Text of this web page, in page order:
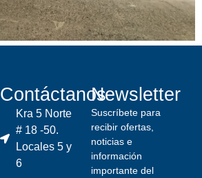
Contáctanos
Kra 5 Norte
# 18 -50.
Locales 5 y
6
Newsletter
Suscríbete para
recibir ofertas,
noticias e
información
importante del